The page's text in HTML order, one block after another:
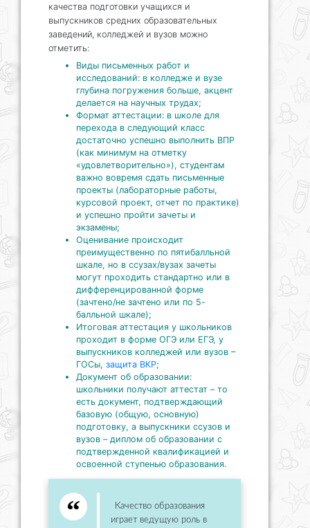
качества подготовки учащихся и
выпускников средних образовательных
заведений, колледжей и вузов можно
отметить:
Виды письменных работ и
исследований: в колледже и вузе
глубина погружения больше, акцент
делается на научных трудах;
Формат аттестации: в школе для
перехода в следующий класс
достаточно успешно выполнить ВПР
(как минимум на отметку
«удовлетворительно»), студентам
важно вовремя сдать письменные
проекты (лабораторные работы,
курсовой проект, отчет по практике)
и успешно пройти зачеты и
экзамены;
Оценивание происходит
преимущественно по пятибалльной
шкале, но в ссузах/вузах зачеты
могут проходить стандартно или в
дифференцированной форме
(зачтено/не зачтено или по 5-
балльной шкале);
Итоговая аттестация у школьников
проходит в форме ОГЭ или ЕГЭ, у
выпускников колледжей или вузов –
ГОСы, защита ВКР;
Документ об образовании:
школьники получают аттестат – то
есть документ, подтверждающий
базовую (общую, основную)
подготовку, а выпускники ссузов и
вузов – диплом об образовании с
подтвержденной квалификацией и
освоенной ступенью образования.
Качество образования
играет ведущую роль в